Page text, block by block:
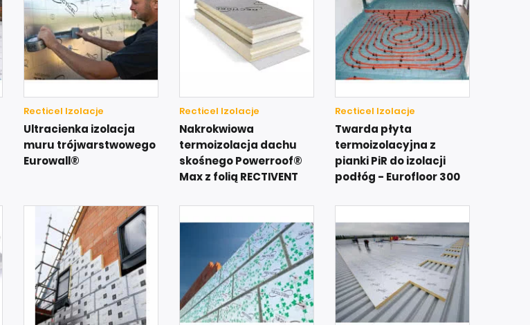
Recticel Izolacje
Ultracienka izolacja
muru trójwarstwowego
Eurowall®
Recticel Izolacje
Nakrokwiowa
termoizolacja dachu
skośnego Powerroof®
Max z folią RECTIVENT
Recticel Izolacje
Twarda płyta
termoizolacyjna z
pianki PiR do izolacji
podłóg - Eurofloor 300